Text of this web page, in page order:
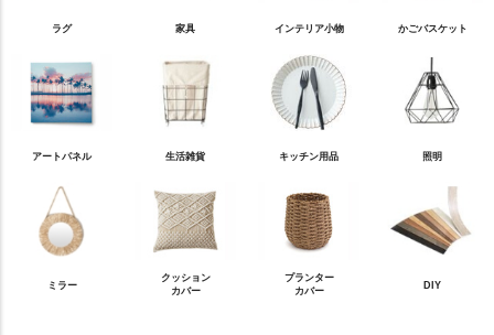
ラグ 家具 インテリア小物 かごバスケット
アートパネル 生活雑貨 キッチン用品 照明
ミラー
クッション
カバー
プランター
カバー
DIY